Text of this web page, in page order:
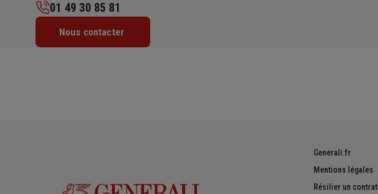
Lundi : 09h – 12h / 14h – 18h
Mardi : 09h – 12h / 14h – 18h
01 49 30 85 81
Nous contacter
Generali.fr
Mentions légales
Résilier un contrat